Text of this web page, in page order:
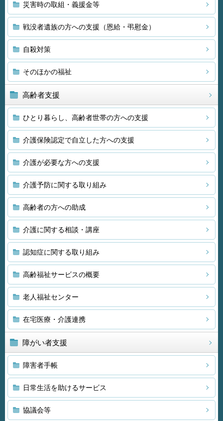
災害時の取組・義援金等
戦没者遺族の方への支援（恩給・弔慰金）
自殺対策
そのほかの福祉
高齢者支援
ひとり暮らし、高齢者世帯の方への支援
介護保険認定で自立した方への支援
介護が必要な方への支援
介護予防に関する取り組み
高齢者の方への助成
介護に関する相談・講座
認知症に関する取り組み
高齢福祉サービスの概要
老人福祉センター
在宅医療・介護連携
障がい者支援
障害者手帳
日常生活を助けるサービス
協議会等